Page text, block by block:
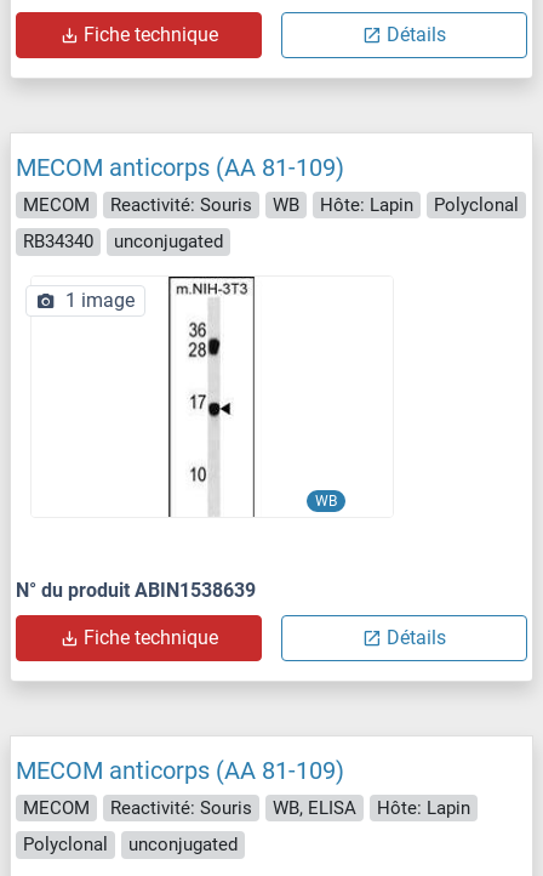
Fiche technique Détails
MECOM anticorps (AA 81-109)
MECOM Reactivité: Souris WB Hôte: Lapin
Polyclonal
RB34340
unconjugated
WB
1 image
N° du produit ABIN1538639
Fiche technique Détails
MECOM anticorps (AA 81-109)
MECOM Reactivité: Souris WB, ELISA
Hôte: Lapin
Polyclonal
unconjugated